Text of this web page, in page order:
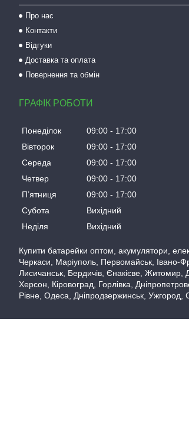
Про нас
Контакти
Відгуки
Доставка та оплата
Повернення та обмін
ГРАФІК РОБОТИ
Понеділок 09:00
17:00
Вівторок
09:00
17:00
Середа
09:00
17:00
Четвер
09:00
17:00
Пʼятниця
09:00
17:00
Субота
Вихідний
Неділя
Вихідний
Купити батарейки оптом, акумулятори,
Черкаси, Маріуполь, Первомайськ, Івано-
Лисичанськ, Бердичів, Єнакієве, Житомир,
Херсон, Кіровоград, Горлівка,
Рівне, Одеса, Дніпродзержинськ,